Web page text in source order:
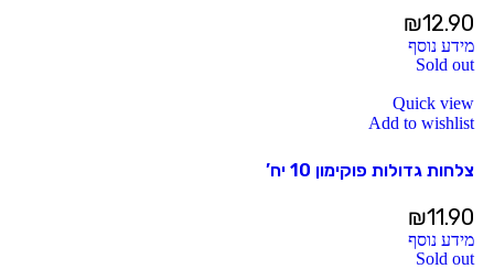
₪12.90
מידע נוסף
Sold out
Quick view
Add to wishlist
צלחות גדולות פוקימון 10 יח’
₪11.90
מידע נוסף
Sold out